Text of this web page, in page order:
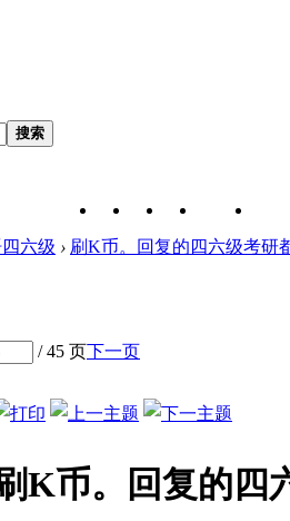
搜索
六级 › 刷K币。回复的四六级考研
/ 45 页下一页
K币。回复的四